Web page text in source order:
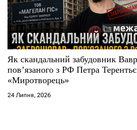
Як скандальний забудовник
повʼязаного з РФ Петра
«Миротворець»
24 Липня, 2026